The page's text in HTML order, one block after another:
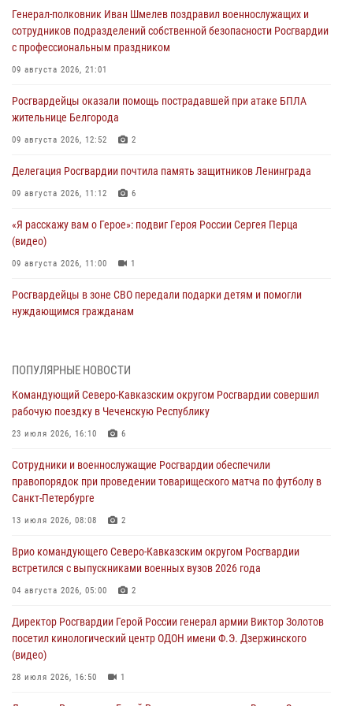
Генерал-полковник Иван Шмелев поздравил военнослужащих и
сотрудников подразделений собственной безопасности Росгвардии
с профессиональным праздником
09 августа 2026, 21:01
Росгвардейцы оказали помощь пострадавшей при атаке БПЛА
жительнице Белгорода
09 августа 2026, 12:52 2
Делегация Росгвардии почтила память защитников Ленинграда
09 августа 2026, 11:12 6
«Я расскажу вам о Герое»: подвиг Героя России Сергея Перца
(видео)
09 августа 2026, 11:00 1
Росгвардейцы в зоне СВО передали подарки детям и помогли
нуждающимся гражданам
В Центральных регионах России продолжается ведомственная
09 августа 2026, 08:00
В Чеченской Республике пожарные расчеты Росгвардии и МЧС
09 августа 2026, 08:00
Лучшие футбольные команды Южного округа Росгвардии
определили на Кубани
В Кузбассе росгвардейцы помогли вернуть горожанке пропавшую
мать
ПОПУЛЯРНЫЕ НОВОСТИ
Командующий Северо-Кавказским округом Росгвардии совершил
рабочую поездку в Чеченскую Республику
23 июля 2026, 16:10 6
Сотрудники и военнослужащие Росгвардии обеспечили
правопорядок при проведении товарищеского матча по футболу в
Санкт-Петербурге
13 июля 2026, 08:08 2
Врио командующего Северо-Кавказским округом Росгвардии
встретился с выпускниками военных вузов 2026 года
04 августа 2026, 05:00 2
Директор Росгвардии Герой России генерал армии Виктор Золотов
посетил кинологический центр ОДОН имени Ф.Э. Дзержинского
(видео)
28 июля 2026, 16:50 1